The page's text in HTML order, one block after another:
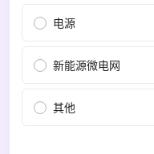
电源
新能源微电网
其他